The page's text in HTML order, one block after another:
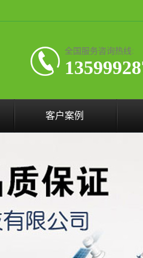
全国服务咨询热线:
客户案例